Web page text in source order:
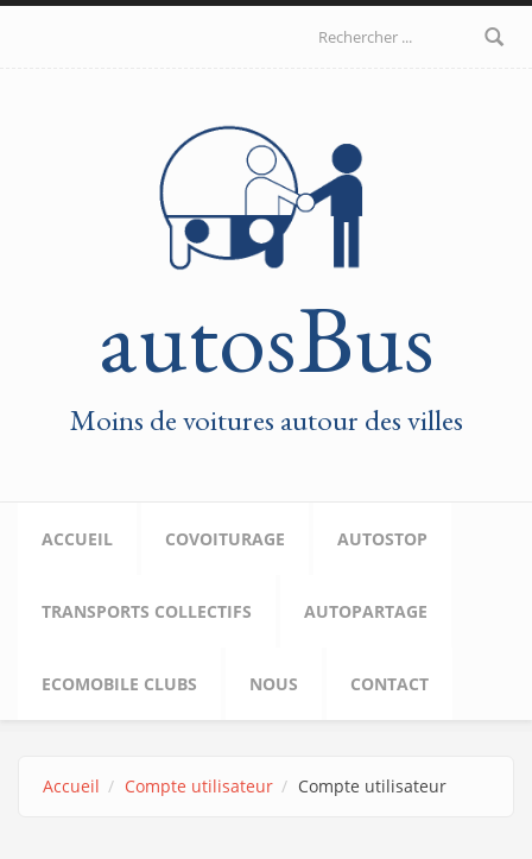
Aller au contenu principal
Formulaire de
autosBus
Moins de voitures autour des villes
ACCUEIL COVOITURAGE AUTOSTOP
TRANSPORTS COLLECTIFS AUTOPARTAGE
ECOMOBILE CLUBS NOUS CONTACT
Accueil Compte utilisateur Compte utilisateur